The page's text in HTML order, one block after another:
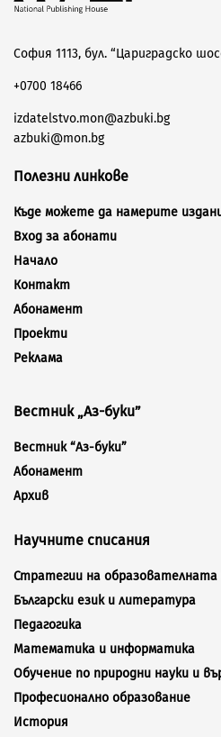
София 1113, бул. “Цариградско
+0700 18466
izdatelstvo.mon@azbuki.bg
azbuki@mon.bg
Полезни линкове
Къде можете да намерите
Вход за абонати
Начало
Контакт
Абонамент
Проекти
Реклама
Вестник „Аз-буки”
Вестник “Аз-буки”
Абонамент
Архив
Научните списания
Стратегии на
Български език и литература
Педагогика
Математика и информатика
Обучение по природни науки и
Професионално образование
История